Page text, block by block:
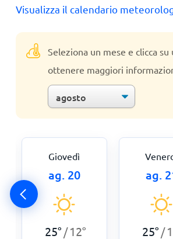
Visualizza il calendario
Seleziona un mese e clicca
ottenere maggiori
Giovedì
ag. 20
25° /12°
ag.
25° /